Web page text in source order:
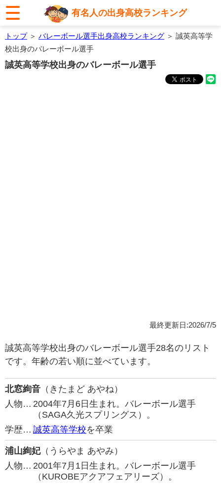
有名人の出身高校ランキング
トップ＞ バレーボール選手出身高校ランキング ＞ 誠英高等学
校出身のバレーボール選手
誠英高等学校出身のバレーボール選手
最終更新日:2026/7/5
誠英高等学校出身のバレーボール選手28名のリスト
です。年齢の若い順に並べています。
北窓絢音 （きたまど あやね）
人物… 2004年7月6日生まれ。バレーボール選手
（SAGA久光スプリングス）。
学歴… 誠英高等学校を卒業
浦山絢妃（うらやま あやみ）
人物… 2001年7月1日生まれ。バレーボール選手
（KUROBEアクアフェアリーズ）。